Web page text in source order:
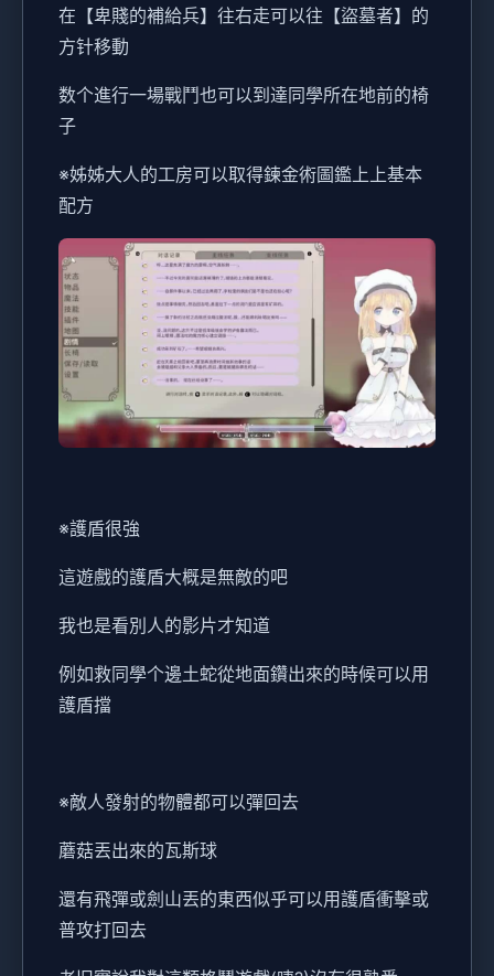
在【卑賤的補給兵】往右走可以往【盜墓者】的
方针移動
数个進行一場戰鬥也可以到達同學所在地前的椅
子
※姊姊大人的工房可以取得鍊金術圖鑑上上基本
配方
※護盾很強
這遊戲的護盾大概是無敵的吧
我也是看別人的影片才知道
例如救同學个邊土蛇從地面鑽出來的時候可以用
護盾擋
※敵人發射的物體都可以彈回去
蘑菇丟出來的瓦斯球
還有飛彈或劍山丟的東西似乎可以用護盾衝擊或
普攻打回去